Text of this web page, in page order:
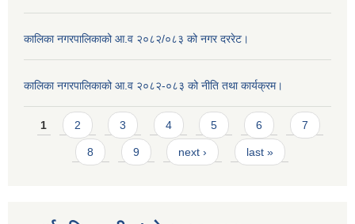
कालिका नगरपालिकाको आ.व २०८२/०८३ को नगर दररेट।
कालिका नगरपालिकाको आ.व २०८२-०८३ को नीति तथा कार्यक्रम।
Pages
1 2 3 4 5 6 7
8 9 next › last »